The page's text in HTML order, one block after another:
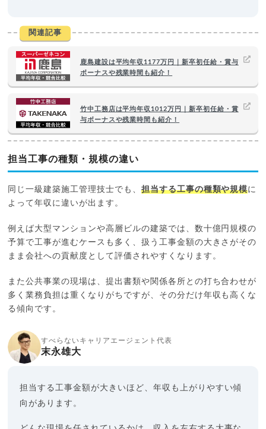
関連記事
鹿島建設は平均年収1177万円｜新卒初任給・賞与
ボーナスや残業時間も紹介！
竹中工務店は平均年収1012万円｜新卒初任給・賞
与ボーナスや残業時間も紹介！
担当工事の種類・規模の違い
同じ一級建築施工管理技士でも、 担当する工事の種類や規模に
よって年収に違いが出ます。
例えば大型マンションや高層ビルの建築では、数十億円規模の
予算で工事が進むケースも多く、扱う工事金額の大きさがその
まま会社への貢献度として評価されやすくなります。
また公共事業の現場は、提出書類や関係各所との打ち合わせが
多く業務負担は重くなりがちですが、その分だけ年収も高くな
る傾向です。
すべらないキャリアエージェント代表
末永雄大
担当する工事金額が大きいほど、年収も上がりやすい傾
向があります。